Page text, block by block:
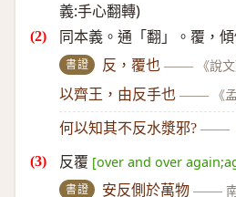
義:手心翻轉)
同本義。通「翻」。覆，
書證 反，覆也 —— 《說文
以齊王，由反手也 —— 《
何以知其不反水漿邪? ——
反覆 [over and over
書證 安反側於萬物 ——